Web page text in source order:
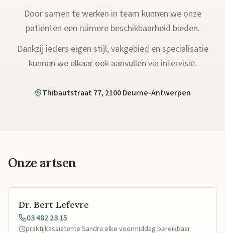
Door samen te werken in team kunnen we onze
patiënten een ruimere beschikbaarheid bieden.
Dankzij ieders eigen stijl, vakgebied en specialisatie
kunnen we elkaar ook aanvullen via intervisie.
Thibautstraat 77, 2100 Deurne-Antwerpen
Onze artsen
Dr. Bert Lefevre
03 482 23 15
praktijkassistente Sandra elke voormiddag bereikbaar